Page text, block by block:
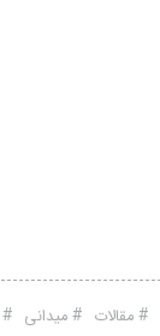
#مقالات #میدانی #